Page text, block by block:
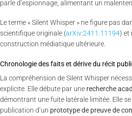
parle d’espionnage, alimentant un
Le terme « Silent Whisper » ne figure pas
scientifique originale (arXiv:2411.11194) et
construction médiatique ultérieure.
Chronologie des faits et dérive du récit
La compréhension de Silent Whisper
explicite. Elle débute par une recherche
démontrant une fuite latérale limitée. Elle
publication d’un prototype de preuve de